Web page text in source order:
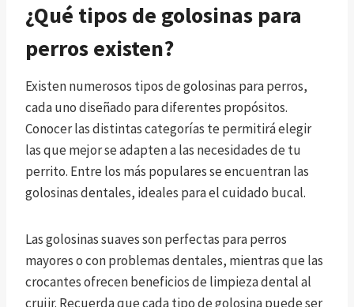
¿Qué tipos de golosinas para
perros existen?
Existen numerosos tipos de golosinas para perros,
cada uno diseñado para diferentes propósitos.
Conocer las distintas categorías te permitirá elegir
las que mejor se adapten a las necesidades de tu
perrito. Entre los más populares se encuentran las
golosinas dentales, ideales para el cuidado bucal.
Las golosinas suaves son perfectas para perros
mayores o con problemas dentales, mientras que las
crocantes ofrecen beneficios de limpieza dental al
crujir. Recuerda que cada tipo de golosina puede ser